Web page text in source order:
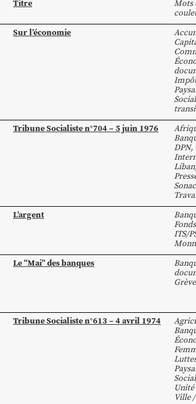
Titre
Mots
Sur l’économie
Tribune Socialiste n°704 – 5 juin 1976
DPN,
Liban,
L’argent
ITS/
Le “Mai” des banques
Grève
Tribune Socialiste n°613 – 4 avril 1974
Social
Ville